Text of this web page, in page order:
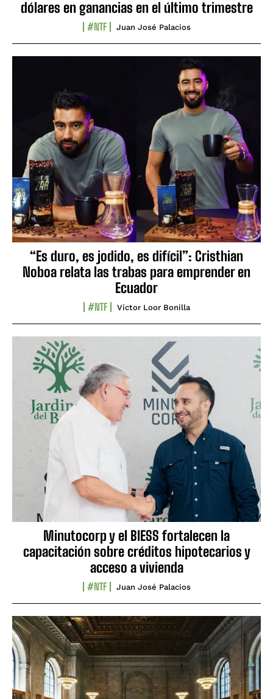
dólares en ganancias en el último trimestre
#NTF Juan José Palacios
“Es duro, es jodido, es difícil”: Cristhian
Noboa relata las trabas para emprender en
Ecuador
#NTF Víctor Loor Bonilla
Minutocorp y el BIESS fortalecen la
capacitación sobre créditos hipotecarios y
acceso a vivienda
#NTF Juan José Palacios